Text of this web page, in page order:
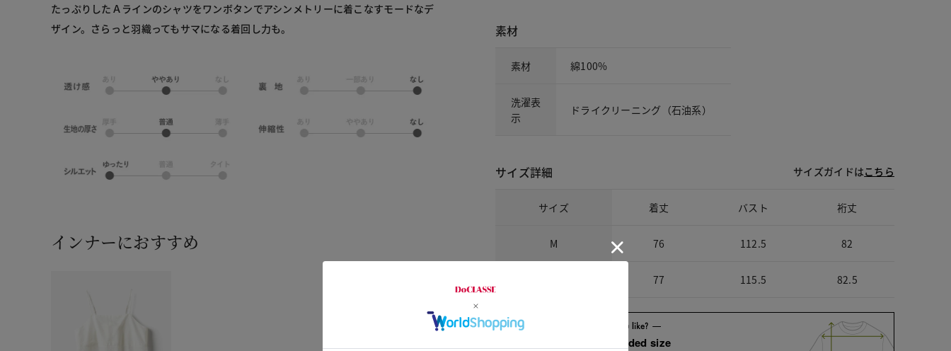
たっぷりしたＡラインのシャツをワンボタンでアシンメトリーに着こなすモードなデ
ザイン。さらっと羽織ってもサマになる着回し力も。
インナーにおすすめ
素材
素材 綿100%
洗濯表
示
ドライクリーニング（石油系）
サイズ詳細 サイズガイドはこちら
サイズ 着丈 バスト 裄丈
M 76 112.5 82
77 115.5 82.5
Check the recommended size